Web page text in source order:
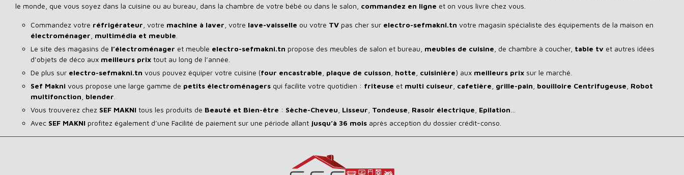
le monde, que vous soyez dans la cuisine ou au bureau, dans la chambre de votre bébé ou dans le salon, commandez en ligne et on vous livre chez vous.
Commandez votre réfrigérateur , votre machine à laver , votre lave-vaisselle ou votre TV pas cher sur electro-sefmakni.tn votre magasin spécialiste des équipements de la maison en
électroménager multimédia et meuble
Le site des magasins de l’électroménager et meuble electro-sefmakni.tn propose des meubles de salon et bureau, meubles de cuisine , de chambre à coucher, table tv et autres idées
d’objets de déco aux meilleurs prix tout au long de l’année.
De plus sur electro-sefmakni.tn vous pouvez équiper votre cuisine (four encastrable plaque de cuisson hotte cuisinière) aux meilleurs prix sur le marché.
Sef Makni vous propose une large gamme de petits électroménagers qui facilite votre quotidien : friteuse et multi cuiseur cafetière grille-pain bouilloire Centrifugeuse Robot
multifonction blender
Vous trouverez chez SEF MAKNI tous les produits de Beauté et Bien-être : Sèche-Cheveu Lisseur Tondeuse Rasoir électrique Epilation
Avec SEF MAKNI profitez également d’une Facilité de paiement sur une période allant jusqu’à 36 mois après acception du dossier crédit-conso.